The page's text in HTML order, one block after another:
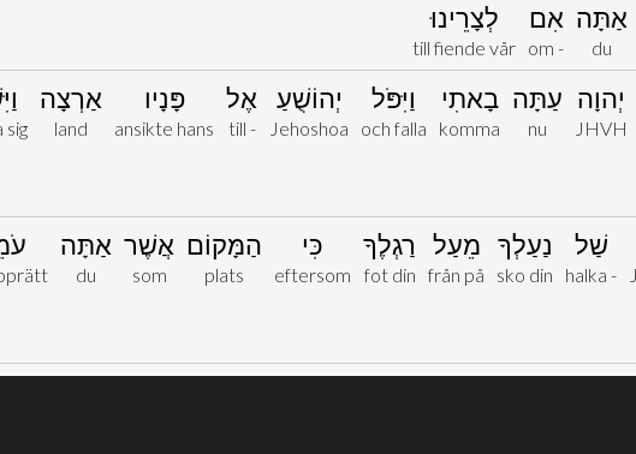
אַתָּה
du
אִם
om -
לְצָרֵינוּ
till fiende vår
יְהוָה
JHVH
עַתָּה
nu
בָאתִי
komma
וַיִּפֹּל
och falla
יְהוֹשֻׁעַ
Jehoshoa
אֶל
till -
פָּנָיו
ansikte hans
אַרְצָה
land
sig
שַׁל
halka -
נַעַלְךָ
sko din
מֵעַל
från på
רַגְלֶךָ
fot din
כִּי
eftersom
הַמָּקוֹם
plats
אֲשֶׁר
som
אַתָּה
du